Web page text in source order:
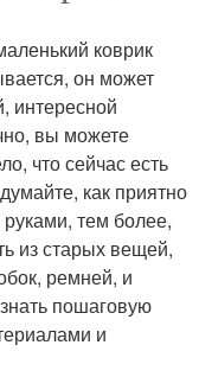
коврик
он может
интересной
вы можете
что сейчас есть
как приятно
руками, тем более,
из старых вещей,
ремней, и
пошаговую
и